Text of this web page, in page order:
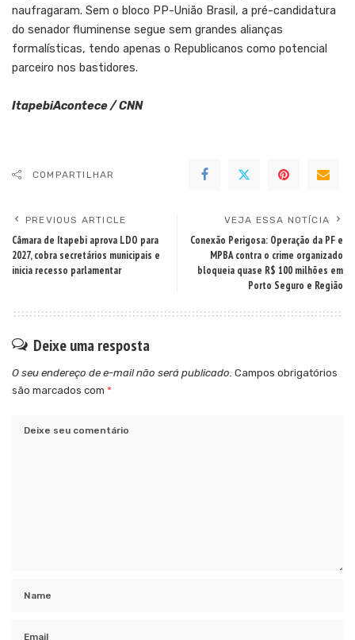
naufragaram. Sem o bloco PP-União Brasil, a pré-candidatura
do senador fluminense segue sem grandes alianças
formalísticas, tendo apenas o Republicanos como potencial
parceiro nos bastidores.
ItapebiAcontece / CNN
COMPARTILHAR
PREVIOUS ARTICLE
Câmara de Itapebi aprova LDO para
2027, cobra secretários municipais e
inicia recesso parlamentar
VEJA ESSA NOTÍCIA
Conexão Perigosa: Operação da PF e
MPBA contra o crime organizado
bloqueia quase R$ 100 milhões em
Porto Seguro e Região
Deixe uma resposta
O seu endereço de e-mail não será publicado. Campos obrigatórios
são marcados com *